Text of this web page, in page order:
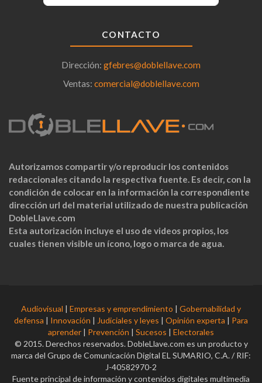
CONTACTO
Dirección: gfebres@doblellave.com
Ventas: comercial@doblellave.com
Autorizamos compartir y/o reproducir los contenidos
redaccionales citando la respectiva fuente. Es decir, con la
condición de colocar en la información la correspondiente
dirección url del material utilizado de nuestra publicación
DobleLlave.com
Esta autorización incluye el uso de videos propios, los
cuales tienen visible un ícono, logo o marca de agua.
Audiovisual | Empresas y emprendimiento | Gobernabilidad y
defensa | Innovación | Judiciales y leyes | Opinión experta | Para
aprender | Prevención | Sucesos | Electorales
© 2015. Derechos reservados. DobleLlave.com es un producto y
marca del Grupo de Comunicación Digital EL SUMARIO, C.A. / RIF:
J-40582970-2
Fuente principal de información y contenidos digitales multimedia